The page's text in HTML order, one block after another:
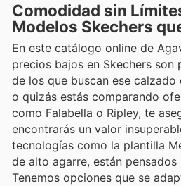
Comodidad sin
Modelos Skechers
En este catálogo online de
precios bajos en Skechers son
de los que buscan ese
o quizás estás comparando
como Falabella o Ripley, te
encontrarás un valor
tecnologías como la plantilla
de alto agarre, están
Tenemos opciones que se